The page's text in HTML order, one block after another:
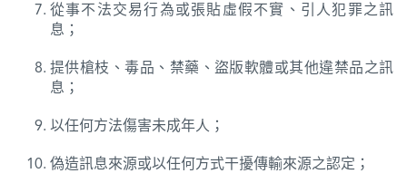
從事不法交易行為或張貼虛假不實、引人犯罪之訊
息；
提供槍枝、毒品、禁藥、盜版軟體或其他違禁品之訊
息；
以任何方法傷害未成年人；
偽造訊息來源或以任何方式干擾傳輸來源之認定；